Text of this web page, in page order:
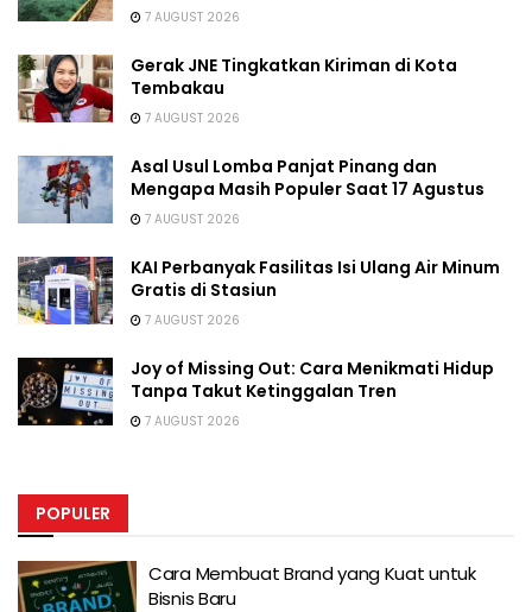
7 AUGUST 2026
Gerak JNE Tingkatkan Kiriman di Kota
Tembakau
7 AUGUST 2026
Asal Usul Lomba Panjat Pinang dan
Mengapa Masih Populer Saat 17 Agustus
7 AUGUST 2026
KAI Perbanyak Fasilitas Isi Ulang Air Minum
Gratis di Stasiun
7 AUGUST 2026
Joy of Missing Out: Cara Menikmati Hidup
Tanpa Takut Ketinggalan Tren
7 AUGUST 2026
POPULER
Cara Membuat Brand yang Kuat untuk
Bisnis Baru